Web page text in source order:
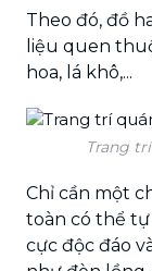
Theo đó, đồ
liệu quen
hoa, lá khô,...
Trang
Chỉ cần một
toàn có thể
cực độc đáo